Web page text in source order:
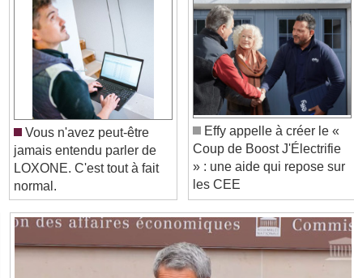
Vous n'avez peut-être
jamais entendu parler de
LOXONE. C'est tout à fait
normal.
Effy appelle à créer le «
Coup de Boost J'Électrifie
» : une aide qui repose sur
les CEE